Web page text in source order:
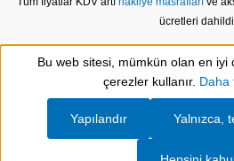
ücretleri
Show toolbar
Bu web sitesi, mümkün olan en iyi
çerezler kullanır. Daha
Yalnızca,
Yapılandır